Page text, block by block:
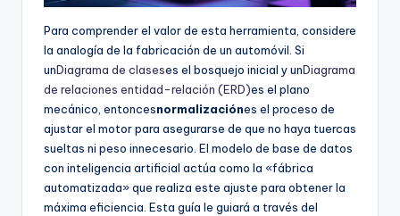
Para comprender el valor de esta herramienta, considere
la analogía de la fabricación de un automóvil. Si
unDiagrama de claseses el bosquejo inicial y unDiagrama
de relaciones entidad-relación (ERD)es el plano
mecánico, entoncesnormalizaciónes el proceso de
ajustar el motor para asegurarse de que no haya tuercas
sueltas ni peso innecesario. El modelo de base de datos
con inteligencia artificial actúa como la «fábrica
automatizada» que realiza este ajuste para obtener la
máxima eficiencia. Esta guía le guiará a través del